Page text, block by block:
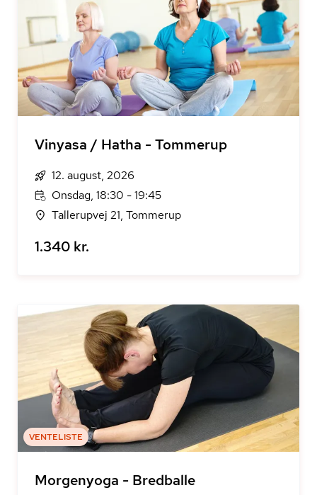
Vinyasa / Hatha - Tommerup
12. august, 2026
Onsdag, 18:30 - 19:45
Tallerupvej 21, Tommerup
1.340 kr.
VENTELISTE
Morgenyoga - Bredballe